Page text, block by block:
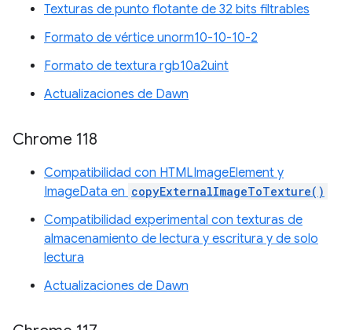
Texturas de punto flotante de 32 bits filtrables
Formato de vértice unorm10-10-10-2
Formato de textura rgb10a2uint
Actualizaciones de Dawn
Chrome 118
Compatibilidad con HTMLImageElement y
ImageData en copyExternalImageToTexture()
Compatibilidad experimental con texturas de
almacenamiento de lectura y escritura y de solo
lectura
Actualizaciones de Dawn